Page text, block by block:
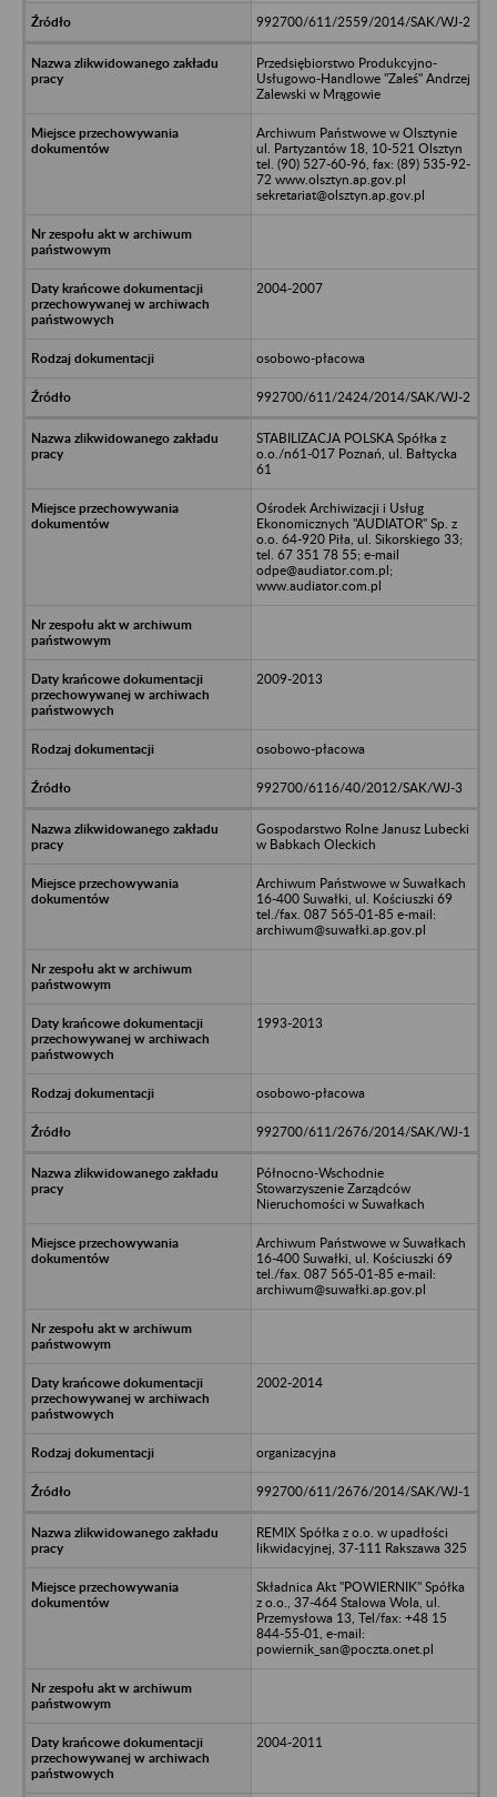
992700/611/2559/2014/SAK/WJ-2
Przedsiębiorstwo Produkcyjno-
Usługowo-Handlowe "Zaleś" Andrzej
Zalewski w Mrągowie
Archiwum Państwowe w Olsztynie
ul. Partyzantów 18, 10-521 Olsztyn
tel. (90) 527-60-96, fax: (89) 535-92-
72 www.olsztyn.ap.gov.pl
sekretariat@olsztyn.ap.gov.pl
2004-2007
osobowo-płacowa
992700/611/2424/2014/SAK/WJ-2
STABILIZACJA POLSKA Spółka z
o.o./n61-017 Poznań, ul. Bałtycka
61
Ośrodek Archiwizacji i Usług
Ekonomicznych "AUDIATOR" Sp. z
o.o. 64-920 Piła, ul. Sikorskiego 33;
tel. 67 351 78 55; e-mail
odpe@audiator.com.pl;
www.audiator.com.pl
2009-2013
osobowo-płacowa
992700/6116/40/2012/SAK/WJ-3
Gospodarstwo Rolne Janusz Lubecki
w Babkach Oleckich
Archiwum Państwowe w Suwałkach
16-400 Suwałki, ul. Kościuszki 69
tel./fax. 087 565-01-85 e-mail:
archiwum@suwałki.ap.gov.pl
1993-2013
osobowo-płacowa
992700/611/2676/2014/SAK/WJ-1
Północno-Wschodnie
Stowarzyszenie Zarządców
Nieruchomości w Suwałkach
Archiwum Państwowe w Suwałkach
16-400 Suwałki, ul. Kościuszki 69
tel./fax. 087 565-01-85 e-mail:
archiwum@suwałki.ap.gov.pl
2002-2014
organizacyjna
992700/611/2676/2014/SAK/WJ-1
REMIX Spółka z o.o. w upadłości
likwidacyjnej, 37-111 Rakszawa 325
Składnica Akt "POWIERNIK" Spółka
z o.o., 37-464 Stalowa Wola, ul.
Przemysłowa 13, Tel/fax: +48 15
844-55-01, e-mail:
powiernik_san@poczta.onet.pl
2004-2011